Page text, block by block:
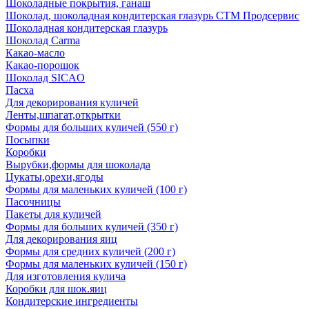
Шоколадные покрытия, ганаш
Шоколад, шоколадная кондитерская глазурь СТМ Продсервис
Шоколадная кондитерская глазурь
Шоколад Carma
Какао-масло
Какао-порошок
Шоколад SICAO
Пасха
Для декорирования куличей
Ленты,шпагат,открытки
Формы для больших куличей (550 г)
Посыпки
Коробки
Вырубки,формы для шоколада
Цукаты,орехи,ягоды
Формы для маленьких куличей (100 г)
Пасочницы
Пакеты для куличей
Формы для больших куличей (350 г)
Для декорирования яиц
Формы для средних куличей (200 г)
Формы для маленьких куличей (150 г)
Для изготовления кулича
Коробки для шок.яиц
Кондитерские ингредиенты